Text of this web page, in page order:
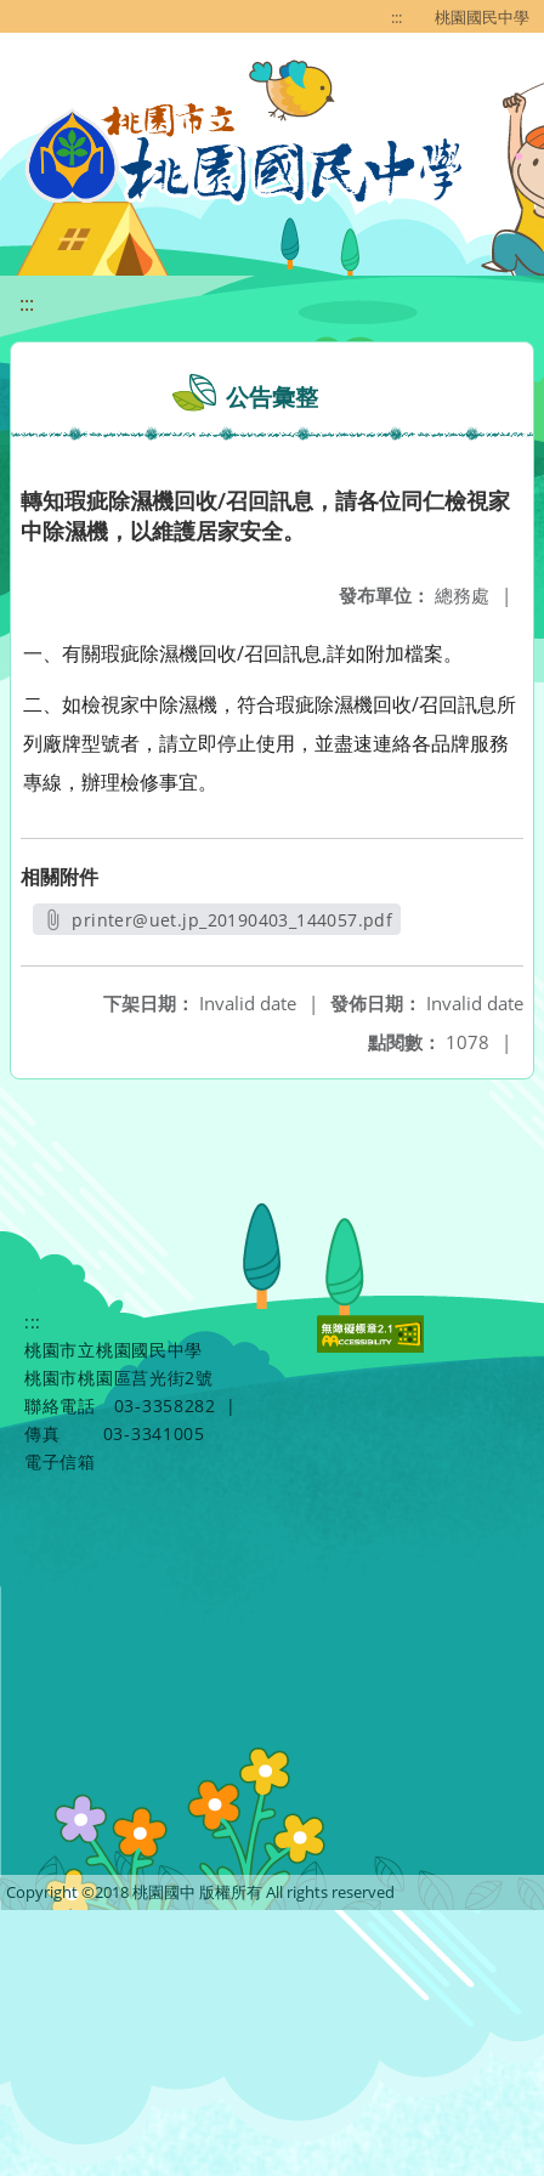
::: 桃園國民中學
:::
公告彙整
轉知瑕疵除濕機回收/召回訊息，請各位同仁檢視家
中除濕機，以維護居家安全。
發布單位： 總務處 |
一、有關瑕疵除濕機回收/召回訊息,詳如附加檔案。
二、如檢視家中除濕機，符合瑕疵除濕機回收/召回訊息所
列廠牌型號者，請立即停止使用，並盡速連絡各品牌服務
專線，辦理檢修事宜。
相關附件
printer@uet.jp_20190403_144057.pdf
發佈日期： Invalid date
下架日期： Invalid date
|
點閱數： 1078 |
:::
桃園市立桃園國民中學
桃園市桃園區莒光街2號
聯絡電話
03-3358282
|
傳真
03-3341005
電子信箱
Copyright ©2018 桃園國中 版權所有 All rights reserved